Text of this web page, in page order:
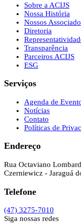
Sobre a ACIJS
Nossa História
Nossos
Diretoria
Transparência
Parceiros ACIJS
ESG
Serviços
Agenda de
Notícias
Contato
Políticas de
Endereço
Rua Octaviano
Czerniewicz - Jaraguá
Telefone
(47) 3275-7010
Siga nossas redes